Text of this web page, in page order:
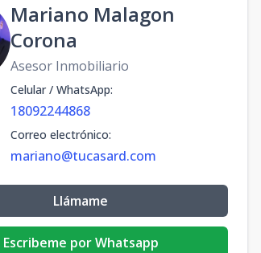
Mariano Malagon
Corona
Asesor Inmobiliario
Celular / WhatsApp:
18092244868
Correo electrónico:
mariano@tucasard.com
Llámame
Escribeme por Whatsapp